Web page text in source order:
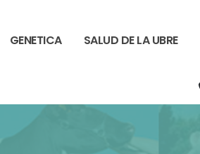
GENETICA SALUD DE LA UBRE